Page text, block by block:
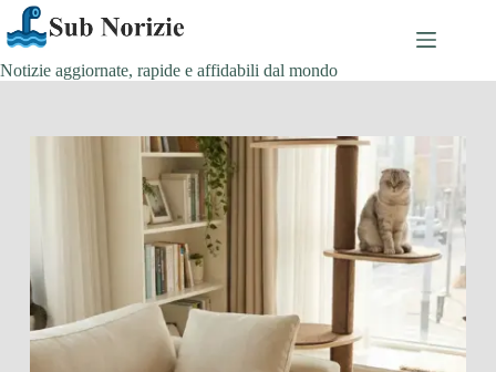
Salta
al
contenuto
Notizie aggiornate, rapide e affidabili dal mondo